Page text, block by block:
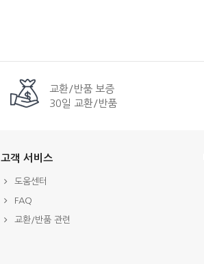
교환/반품 보증
30일 교환/반품
고객 서비스
도움센터
FAQ
교환/반품 관련